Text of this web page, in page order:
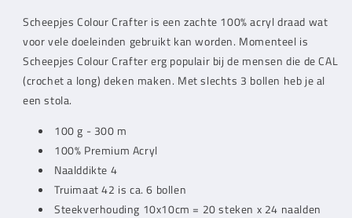
Enschede
(1824)
Enschede
(1824)
Scheepjes Colour Crafter is een zachte 100% acryl draad wat
voor vele doeleinden gebruikt kan worden. Momenteel is
Scheepjes Colour Crafter erg populair bij de mensen die de CAL
(crochet a long) deken maken. Met slechts 3 bollen heb je al
een stola.
100 g - 300 m
100% Premium Acryl
Naalddikte 4
Truimaat 42 is ca. 6 bollen
Steekverhouding 10x10cm = 20 steken x 24 naalden